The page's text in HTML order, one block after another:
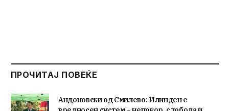
ПРОЧИТАЈ ПОВЕЌЕ
Андоновски од Смилево: Илинден е